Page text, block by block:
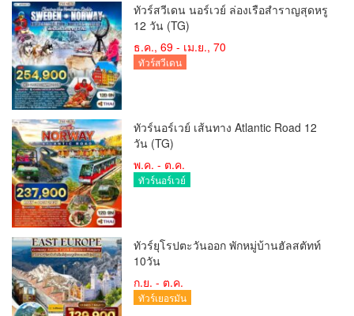
ทัวร์สวีเดน นอร์เวย์ ล่องเรือสำราญสุดหรู
12 วัน (TG)
ธ.ค., 69 - เม.ย., 70
ทัวร์สวีเดน
ทัวร์นอร์เวย์ เส้นทาง Atlantic Road 12
วัน (TG)
พ.ค. - ต.ค.
ทัวร์นอร์เวย์
ทัวร์ยุโรปตะวันออก พักหมู่บ้านฮัลสตัทท์
10วัน
ก.ย. - ต.ค.
ทัวร์เยอรมัน